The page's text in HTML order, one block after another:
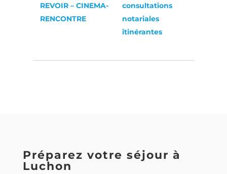
REVOIR – CINEMA-
RENCONTRE
consultations
notariales
itinérantes
Préparez votre séjour à
Luchon